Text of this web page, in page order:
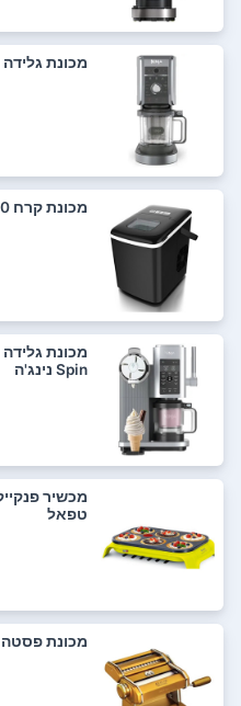
‏מכונת גלידה Ninja NC503 נינג'ה
‏מכונת קרח Sauter IM1800 סאוטר
Spin נינג'ה
טפאל
‏מכונת פסטה marcato Atlas 150